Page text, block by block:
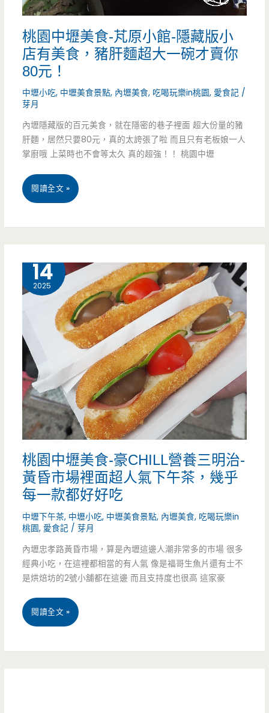
包-
美
食
場
裡
面
的
美
食，
麵
包
塞
滿
只
要
75
桃園中壢美食-芃原小館-隱藏版小
店有美食，豬肝麵超大一碗才賣你
80元！
中壢小吃, 中壢美食景點, 內壢美食, 吃喝玩樂in桃園, 愛食記 /
芽月
內壢隱藏版的百元美食，就在隱密的巷子裡面 超大份量的豬
肝麵，居然只要80元，真的太誇張了啦 而且只有老板娘一人
掌廚哦 上菜時也不會等太久 真的超強！！ 桃園中壢
桃
美
小
館-
隱
藏
版
小
有
美
食，
豬
閱讀全文 »
14
2025
桃園中壢美食-豪CHILL營養三明治-
黃昏市場裡面超人氣下午茶，幾乎
每一款都好好吃
中壢下午茶, 中壢小吃, 中壢美食景點, 內壢美食, 吃喝玩樂in
桃園, 愛食記 /芽月
內壢忠孝路黃昏市場，算是內壢這邊人潮非常多的市場 很多
經典小吃，在這裡都相當的有人氣 像是福哥生魚片還有士不
是烘焙坊的2號小舖都在這邊 而且支持度也很高 這家豪
桃
閱讀全文 »